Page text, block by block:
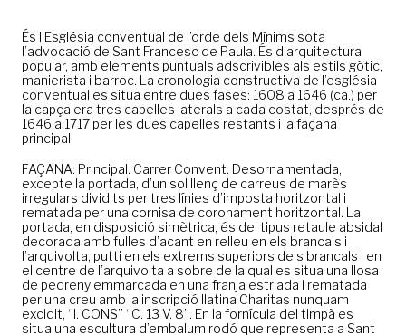
És l’Església conventual de l’orde dels Mínims sota
l’advocació de Sant Francesc de Paula. És d’arquitectura
popular, amb elements puntuals adscrivibles als estils gòtic,
manierista i barroc. La cronologia constructiva de l’església
conventual es situa entre dues fases: 1608 a 1646 (ca.) per
la capçalera tres capelles laterals a cada costat, després de
1646 a 1717 per les dues capelles restants i la façana
principal.
FAÇANA: Principal. Carrer Convent. Desornamentada,
excepte la portada, d’un sol llenç de carreus de marès
irregulars dividits per tres línies d’imposta horitzontal i
rematada per una cornisa de coronament horitzontal. La
portada, en disposició simètrica, és del tipus retaule absidal
decorada amb fulles d’acant en relleu en els brancals i
l’arquivolta, putti en els extrems superiors dels brancals i en
el centre de l’arquivolta a sobre de la qual es situa una llosa
de pedreny emmarcada en una franja estriada i rematada
per una creu amb la inscripció llatina Charitas nunquam
excidit, “I. CONS” “C. 13 V. 8”. En la fornícula del timpà es
situa una escultura d’embalum rodó que representa a Sant